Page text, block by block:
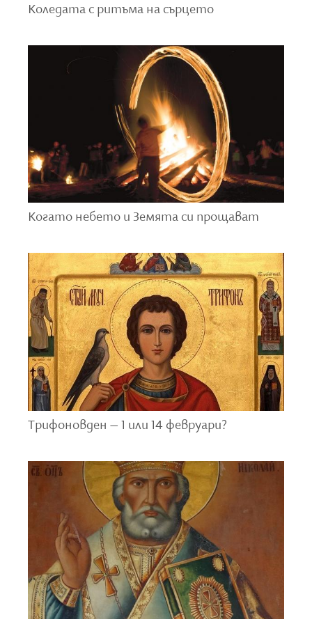
По българската земя Спасовден се е свързвал най-
често със „спасението“, или изцеляването на
неизлечимо болните хора. Един от лечебните
обичаи, извършвани на Спасовден в миналото по
нашите земи, е ходенето на росен. Той е свързан с
митичните същества, наречени русалки. В
народните представи русалките нямат нищо
общо с онези, които сме свикнали да виждаме днес
по филмите. Русалките според българската
народна памет не са от този свят и много
благосклонни през русалийската неделя, или
седмицата преди Спасовден. Вечерта преди
празника русалките берели растението росен
(Dictamnus albus) и се закичвали с него. След това
започвали да сеят земята с роса. Вярвало се, че
докато берат росена и се подготвят за сеенето на
росата на следващия ден, те били в особено добро
настроение и ставали склонни да приложат
необикновените си умения за излекуването на
всички болести.
Коледата с ритъма на сърцето
Когато небето и Земята си прощават
Трифоновден – 1 или 14 февруари?